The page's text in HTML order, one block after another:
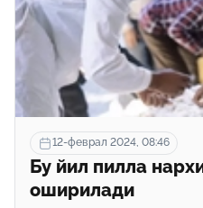
12-феврал 2024, 08:46
Бу йил пилла
оширилади